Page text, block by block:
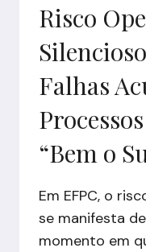
Risco
Falhas
“Bem o
Em EFPC, o
se manifesta
momento em